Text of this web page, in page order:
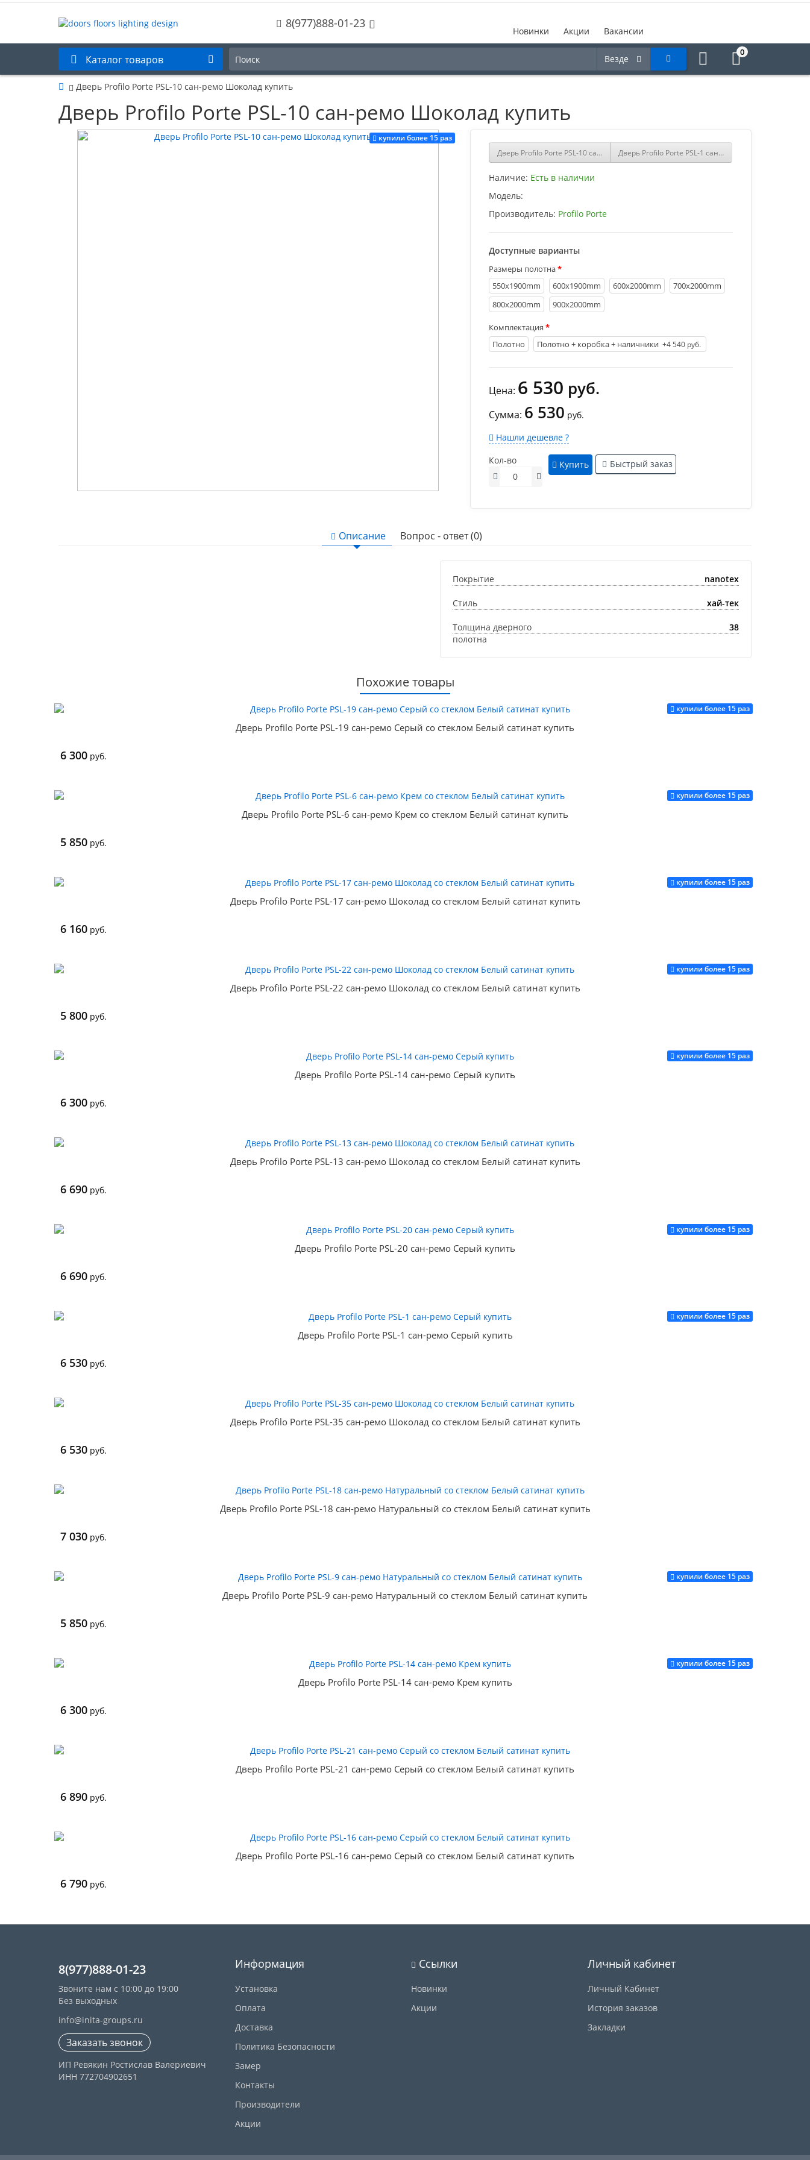
8(977)888-01-23
Новинки Акции Вакансии
Каталог товаров Везде
0
Дверь Profilo Porte PSL-10 сан-ремо Шоколад купить
Дверь Profilo Porte PSL-10 сан-ремо Шоколад купить
купили более 15 раз
Дверь Profilo Porte PSL-10 сан-ремо Серый купитьДверь Profilo Porte PSL-1 сан-ремо Крем купить
Наличие: Есть в наличии
Модель:
Производитель: Profilo Porte
Доступные варианты
Размеры полотна
550х1900mm
600х1900mm 600х2000mm
700х2000mm
800х2000mm
900х2000mm
Комплектация
Полотно
Полотно + коробка + наличники +4 540 руб.
Цена: 6 530 руб.
Сумма: 6 530 руб.
Нашли дешевле ?
Кол-во
Купить Быстрый заказ
Описание Вопрос - ответ (0)
Покрытие nanotex
Стиль хай-тек
Толщина дверного
полотна
38
Похожие товары
купили более 15 раз
Дверь Profilo Porte PSL-19 сан-ремо Серый со стеклом Белый сатинат купить
6 300 руб.
Купить
купили более 15 раз
Дверь Profilo Porte PSL-6 сан-ремо Крем со стеклом Белый сатинат купить
5 850 руб.
Купить
купили более 15 раз
Дверь Profilo Porte PSL-17 сан-ремо Шоколад со стеклом Белый сатинат купить
6 160 руб.
Купить
купили более 15 раз
Дверь Profilo Porte PSL-22 сан-ремо Шоколад со стеклом Белый сатинат купить
5 800 руб.
Купить
купили более 15 раз
Дверь Profilo Porte PSL-14 сан-ремо Серый купить
6 300 руб.
Дверь Profilo Porte PSL-13 сан-ремо Шоколад со стеклом Белый сатинат купить
6 690 руб.
Купить
купили более 15 раз
Дверь Profilo Porte PSL-20 сан-ремо Серый купить
6 690 руб.
Купить
купили более 15 раз
Дверь Profilo Porte PSL-1 сан-ремо Серый купить
6 530 руб.
Дверь Profilo Porte PSL-35 сан-ремо Шоколад со стеклом Белый сатинат купить
6 530 руб.
Дверь Profilo Porte PSL-18 сан-ремо Натуральный со стеклом Белый сатинат купить
7 030 руб.
Купить
купили более 15 раз
Дверь Profilo Porte PSL-9 сан-ремо Натуральный со стеклом Белый сатинат купить
5 850 руб.
Купить
купили более 15 раз
Дверь Profilo Porte PSL-14 сан-ремо Крем купить
6 300 руб.
Дверь Profilo Porte PSL-21 сан-ремо Серый со стеклом Белый сатинат купить
6 890 руб.
Дверь Profilo Porte PSL-16 сан-ремо Серый со стеклом Белый сатинат купить
6 790 руб.
Купить
8(977)888-01-23
Звоните нам с 10:00 до 19:00
Без выходных
info@inita-groups.ru
Заказать звонок
ИП Ревякин Ростислав Валериевич
ИНН 772704902651
Информация
Установка
Оплата
Доставка
Политика Безопасности
Замер
Контакты
Производители
Акции
Ссылки
Новинки
Акции
Личный кабинет
Личный Кабинет
История заказов
Закладки